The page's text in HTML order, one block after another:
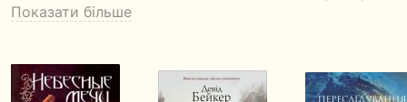
Показати більше